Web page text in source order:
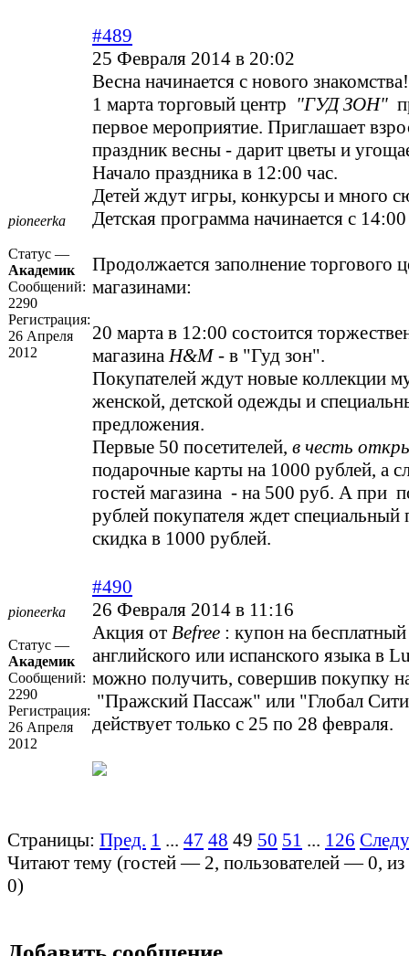
pioneerka
Статус —
Академик
Сообщений:
2290
Регистрация:
26 Апреля
2012
#489
25 Февраля 2014 в 20:02
Весна начинается с нового знакомства!
1 марта торговый центр "ГУД ЗОН"
первое мероприятие. Приглашает
праздник весны - дарит цветы и
Начало праздника в 12:00 час.
Детей ждут игры, конкурсы и много
Детская программа начинается с 14:00
Продолжается заполнение торгового
магазинами:
20 марта в 12:00 состоится
магазинаH&M- в "Гуд зон".
Покупателей ждут новые коллекции
женской, детской одежды и
предложения.
Первые 50 посетителей, в честь
подарочные карты на 1000 рублей, а
гостей магазина - на 500 руб. А при
рублей покупателя ждет специальный
скидка в 1000 рублей.
pioneerka
Статус —
Академик
Сообщений:
2290
Регистрация:
26 Апреля
2012
#490
26 Февраля 2014 в 11:16
Акция от Befree : купон на
английского или испанского языка в
можно получить, совершив покупку
"Пражский Пассаж" или "Глобал
действует только с 25 по 28 февраля.
Страницы: Пред. 1 ... 47 48 49 50 51 ... 126
Читают тему (гостей — 2, пользователей —0,
0)